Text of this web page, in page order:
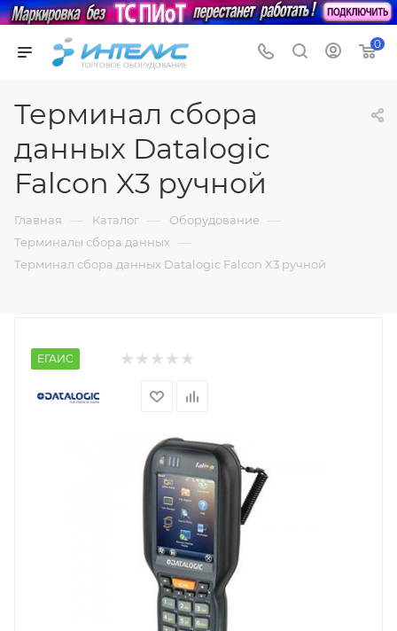
0
Терминал сбора
данных Datalogic
Falcon X3 ручной
Главная — Каталог — Оборудование —
Терминалы сбора данных —
Терминал сбора данных Datalogic Falcon X3 ручной
ЕГАИС